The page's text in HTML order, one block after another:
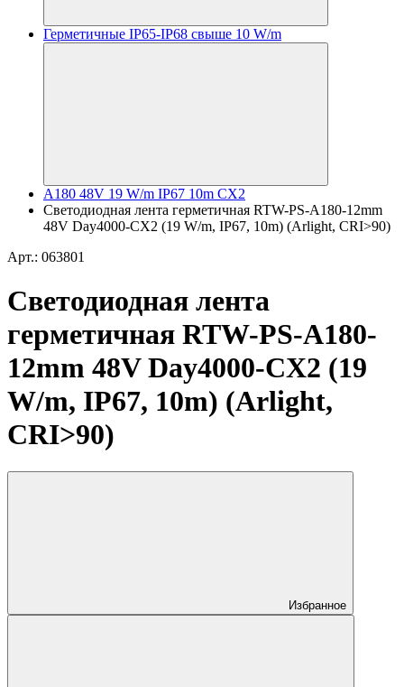
Герметичные IP65-IP68 свыше 10 W/m
A180 48V 19 W/m IP67 10m CX2
Светодиодная лента герметичная RTW-PS-A180-12mm
48V Day4000-CX2 (19 W/m, IP67, 10m) (Arlight, CRI>90)
Арт.: 063801
Светодиодная лента
герметичная RTW-PS-A180-
12mm 48V Day4000-CX2 (19
W/m, IP67, 10m) (Arlight,
CRI>90)
Избранное